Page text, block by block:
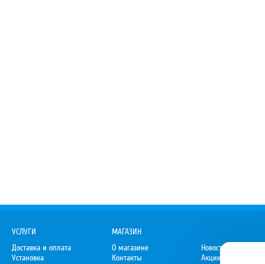
УСЛУГИ
Доставка и оплата
Установка
МАГАЗИН
О магазине
Контакты
Новости
Акции